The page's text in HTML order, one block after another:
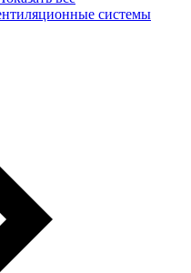
системы